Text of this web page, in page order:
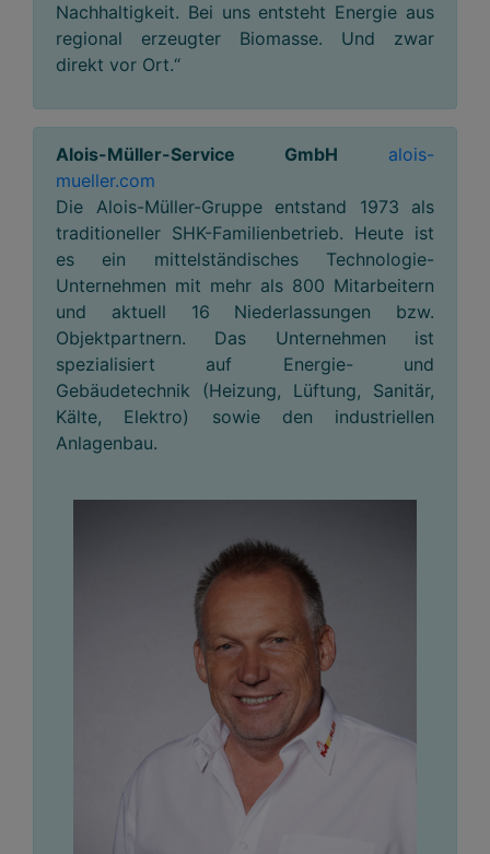
Nachhaltigkeit. Bei uns entsteht Energie aus
regional erzeugter Biomasse. Und zwar
direkt vor Ort.“
Alois-Müller-Service GmbH
alois-
mueller.com
Die Alois-Müller-Gruppe entstand 1973 als
traditioneller SHK-Familienbetrieb. Heute ist
es ein mittelständisches Technologie-
Unternehmen mit mehr als 800 Mitarbeitern
und aktuell 16 Niederlassungen bzw.
Objektpartnern. Das Unternehmen ist
spezialisiert auf Energie- und
Gebäudetechnik (Heizung, Lüftung, Sanitär,
Kälte, Elektro) sowie den industriellen
Anlagenbau.